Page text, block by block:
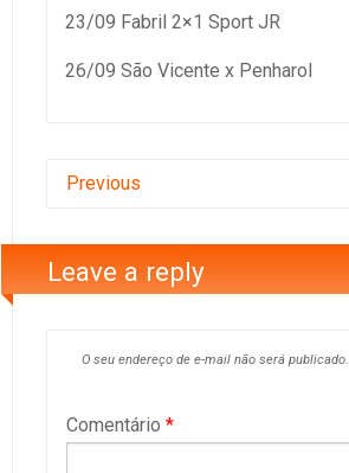
23/09 Fabril 2×1 Sport JR
26/09 São Vicente x Penharol
Previous
Leave a reply
O seu endereço de e-mail não será publicado.
Comentário *